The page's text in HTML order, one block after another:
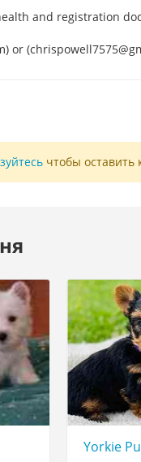
and registration
or
чтобы оставить
Yorkie